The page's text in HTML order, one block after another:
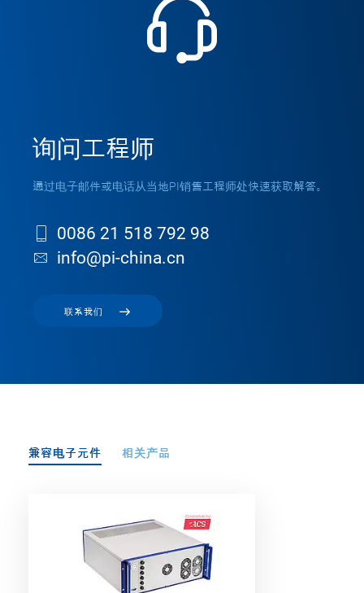
询问工程师
通过电子邮件或电话从当地PI销售工程师处快速获取解答。
0086 21 518 792 98
info@pi-china.cn
联系我们
兼容电子元件 相关产品